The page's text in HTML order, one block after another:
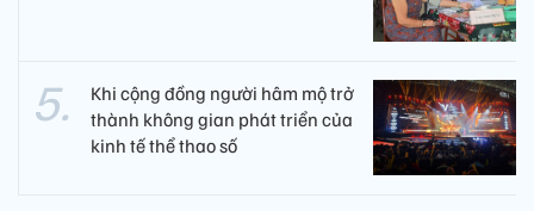
Khi cộng đồng người hâm mộ trở
thành không gian phát triển của
kinh tế thể thao số